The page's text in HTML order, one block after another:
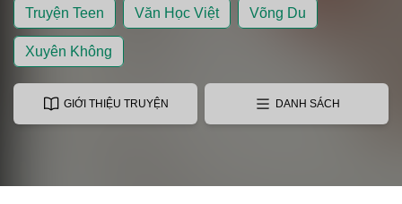
Truyện Teen Văn Học Việt Võng Du
Xuyên Không
GIỚI THIỆU TRUYỆN DANH SÁCH